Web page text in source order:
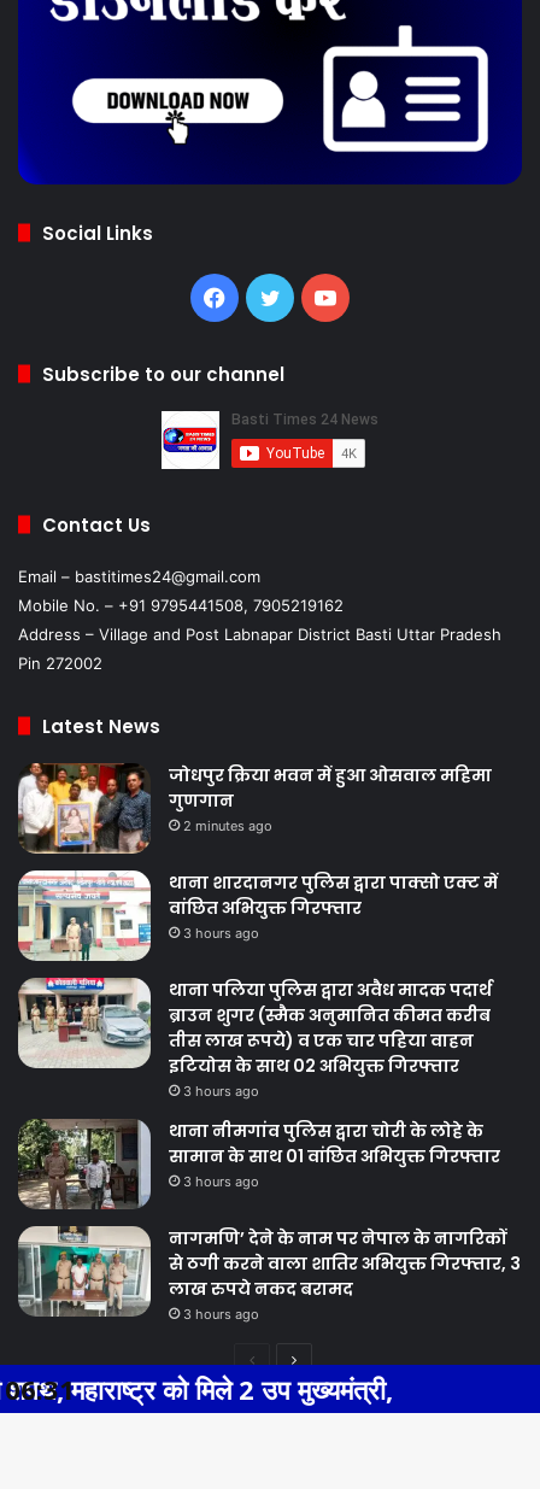
Social Links
Facebook
TwitterYouTube
Subscribe to our channel
Contact Us
Email – bastitimes24@gmail.com
Mobile No. – +91 9795441508, 7905219162
Address – Village and Post Labnapar District Basti Uttar Pradesh
Pin 272002
Latest News
जोधपुर क्रिया भवन में हुआ ओसवाल महिमा
गुणगान
2 minutes ago
थाना शारदानगर पुलिस द्वारा पाक्सो एक्ट में
वांछित अभियुक्त गिरफ्तार
3 hours ago
थाना पलिया पुलिस द्वारा अवैध मादक पदार्थ
ब्राउन शुगर (स्मैक अनुमानित कीमत करीब
तीस लाख रूपये) व एक चार पहिया वाहन
इटियोस के साथ 02 अभियुक्त गिरफ्तार
3 hours ago
थाना नीमगांव पुलिस द्वारा चोरी के लोहे के
सामान के साथ 01 वांछित अभियुक्त गिरफ्तार
3 hours ago
नागमणि’ देने के नाम पर नेपाल के नागरिकों
से ठगी करने वाला शातिर अभियुक्त गिरफ्तार, 3
लाख रुपये नकद बरामद
3 hours ago
Previous
page
Next
page
Facebook Twitter WhatsApp Telegram
मिले 2 उप मुख्यमंत्री,
06:31